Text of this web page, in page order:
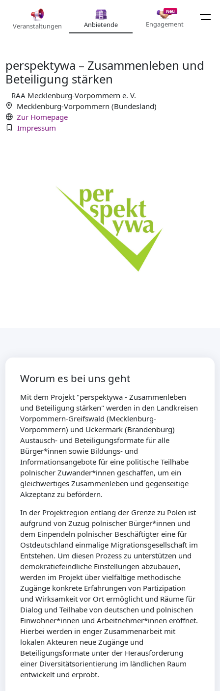
Veranstaltungen Anbietende
Neu
Engagement
perspektywa – Zusammenleben und
Beteiligung stärken
RAA Mecklenburg-Vorpommern e. V.
Mecklenburg-Vorpommern (Bundesland)
Zur Homepage
Impressum
Worum es bei uns geht
Mit dem Projekt "perspektywa - Zusammenleben
und Beteiligung stärken" werden in den Landkreisen
Vorpommern-Greifswald (Mecklenburg-
Vorpommern) und Uckermark (Brandenburg)
Austausch- und Beteiligungsformate für alle
Bürger*innen sowie Bildungs- und
Informationsangebote für eine politische Teilhabe
polnischer Zuwander*innen geschaffen, um ein
gleichwertiges Zusammenleben und gegenseitige
Akzeptanz zu befördern.
In der Projektregion entlang der Grenze zu Polen ist
aufgrund von Zuzug polnischer Bürger*innen und
dem Einpendeln polnischer Beschäftigter eine für
Ostdeutschland einmalige Migrationsgesellschaft im
Entstehen. Um diesen Prozess zu unterstützen und
demokratiefeindliche Einstellungen abzubauen,
werden im Projekt über vielfältige methodische
Zugänge konkrete Erfahrungen von Partizipation
und Wirksamkeit vor Ort ermöglicht und Räume für
Dialog und Teilhabe von deutschen und polnischen
Einwohner*innen und Arbeitnehmer*innen eröffnet.
Hierbei werden in enger Zusammenarbeit mit
lokalen Akteuren neue Zugänge und
Beteiligungsformate unter der Herausforderung
einer Diversitätsorientierung im ländlichen Raum
entwickelt und erprobt.